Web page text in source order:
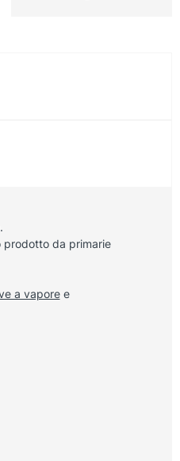
prodotto da primarie
a vaporee